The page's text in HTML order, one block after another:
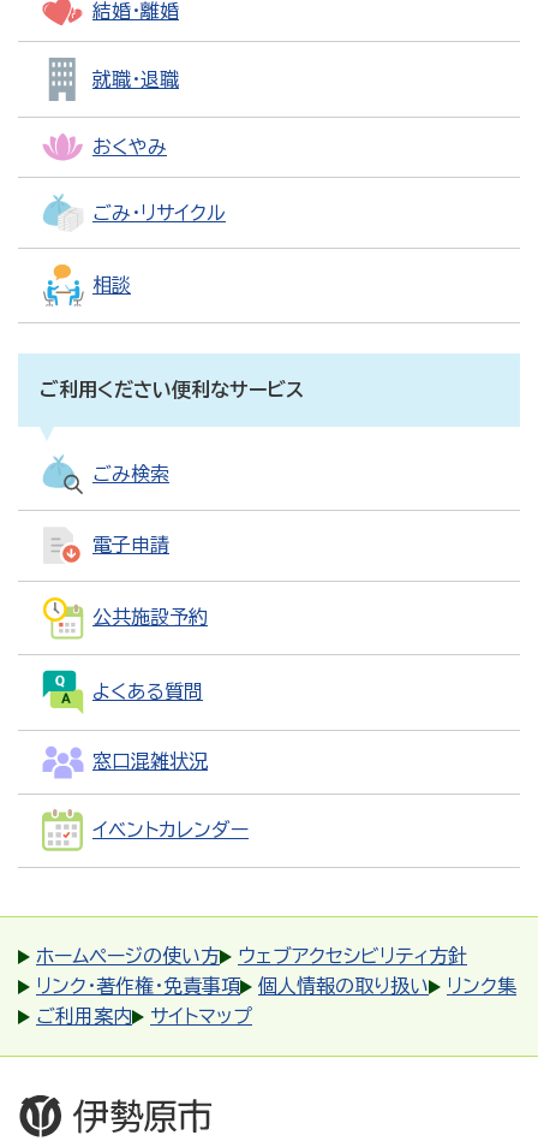
結婚・離婚
就職・退職
おくやみ
ごみ・リサイクル
相談
ご利用ください便利なサービス
ごみ検索
電子申請
公共施設予約
よくある質問
窓口混雑状況
イベントカレンダー
ホームページの使い方
ウェブアクセシビリティ方針
リンク・著作権・免責事項
個人情報の取り扱い
リンク集
ご利用案内
サイトマップ